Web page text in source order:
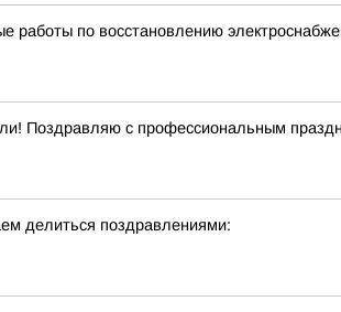
работы по восстановлению
Поздравляю с профессиональным
делиться поздравлениями: